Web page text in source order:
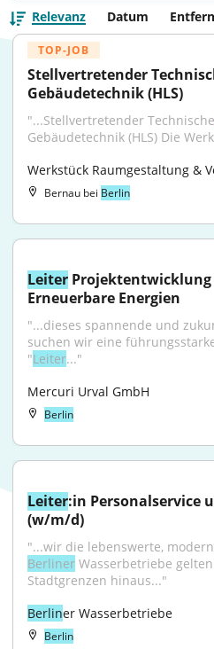
Relevanz Datum
TOP-JOB
Stellvertretender
Gebäudetechnik (HLS)
"...Stellvertretender
Gebäudetechnik (HLS) Die
Werkstück Raumgestaltung &
Bernau bei Berlin
Leiter
Erneuerbare Energien
"...dieses spannende und
suchen wir eine
"Leiter..."
Mercuri Urval GmbH
Berlin
Leiter:in Personalservice
(w/m/d)
"...wir die lebenswerte,
Berliner Wasserbetriebe
Stadtgrenzen hinaus..."
Berliner Wasserbetriebe
Berlin